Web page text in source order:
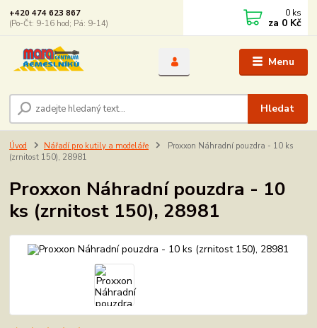
Menu
Hledat
+420 474 623 867
(Po-Čt: 9-16 hod; Pá: 9-14)
0 ks
za 0 Kč
Úvod Nářadí pro kutily a modeláře
Proxxon Náhradní pouzdra - 10 ks
(zrnitost 150), 28981
Proxxon Náhradní pouzdra - 10
ks (zrnitost 150), 28981